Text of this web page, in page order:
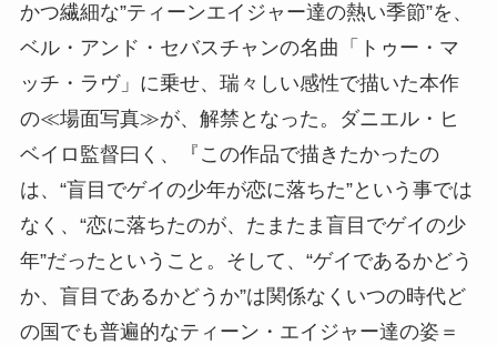
かつ繊細な”ティーンエイジャー達の熱い季節”を、
ベル・アンド・セバスチャンの名曲「トゥー・マ
ッチ・ラヴ」に乗せ、瑞々しい感性で描いた本作
の≪場面写真≫が、解禁となった。ダニエル・ヒ
ベイロ監督曰く、『この作品で描きたかったの
は、“盲目でゲイの少年が恋に落ちた”という事では
なく、“恋に落ちたのが、たまたま盲目でゲイの少
年”だったということ。そして、“ゲイであるかどう
か、盲目であるかどうか”は関係なくいつの時代ど
の国でも普遍的なティーン・エイジャー達の姿＝